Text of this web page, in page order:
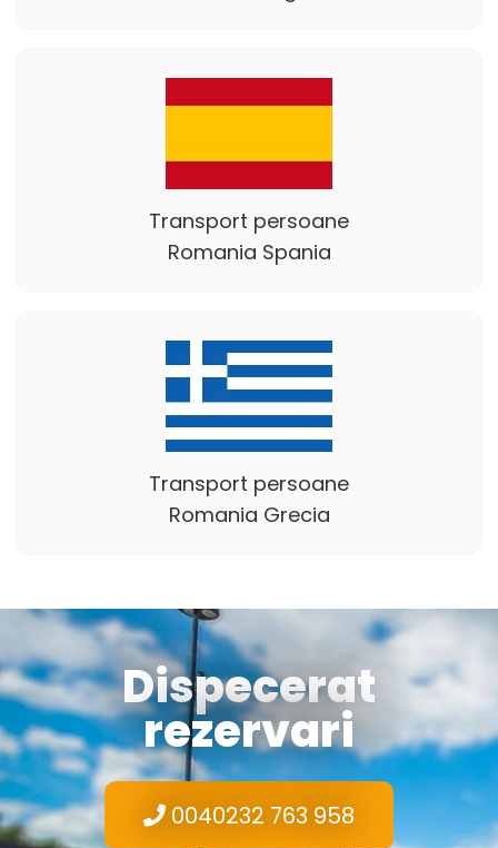
Transport persoane
Romania Spania
Transport persoane
Romania Grecia
Dispecerat
rezervari
0040232 763 958